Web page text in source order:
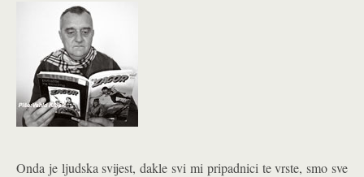
Onda je ljudska svijest, dakle svi mi pripadnici te vrste, smo sve